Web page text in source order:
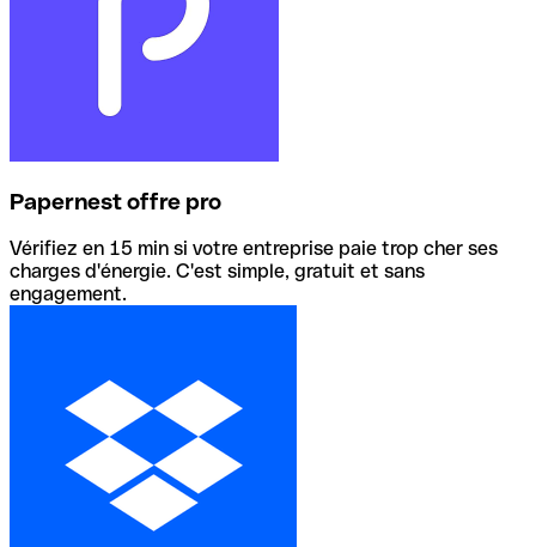
Papernest offre pro
Vérifiez en 15 min si votre entreprise paie trop cher ses
charges d'énergie. C'est simple, gratuit et sans
engagement.